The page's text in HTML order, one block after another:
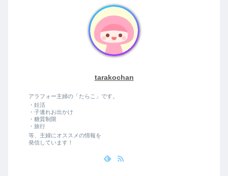
tarakochan
アラフォー主婦の「たらこ」です。
・妊活
・子連れお出かけ
・糖質制限
・旅行
等、主婦にオススメの情報を
発信しています！